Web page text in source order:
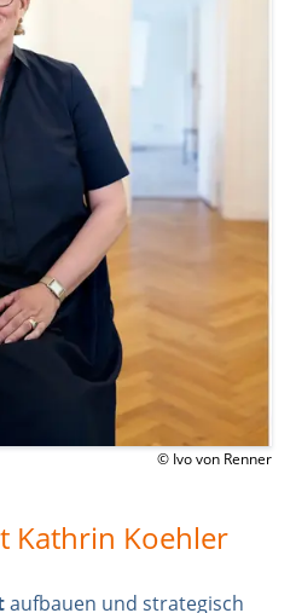
© Ivo von Renner
Kathrin Koehler
aufbauen und strategisch